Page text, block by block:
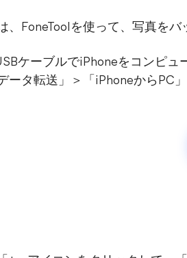
、FoneToolを使って、写真を
ケーブルでiPhoneをコンピ
データ転送」＞「iPhoneからPC